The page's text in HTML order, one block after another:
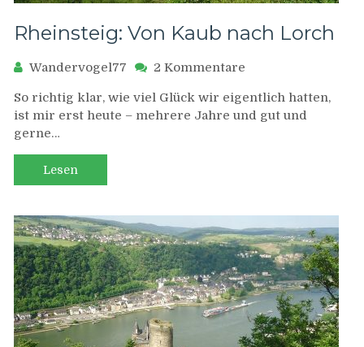
Rheinsteig: Von Kaub nach Lorch
Wandervogel77 2 Kommentare
Von
Kaub
So richtig klar, wie viel Glück wir eigentlich hatten,
ist mir erst heute – mehrere Jahre und gut und
gerne…
Lesen